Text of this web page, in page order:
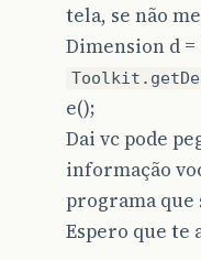
tela, se não
Dimension d =
e();
Dai vc pode
informação
programa que
Espero que te